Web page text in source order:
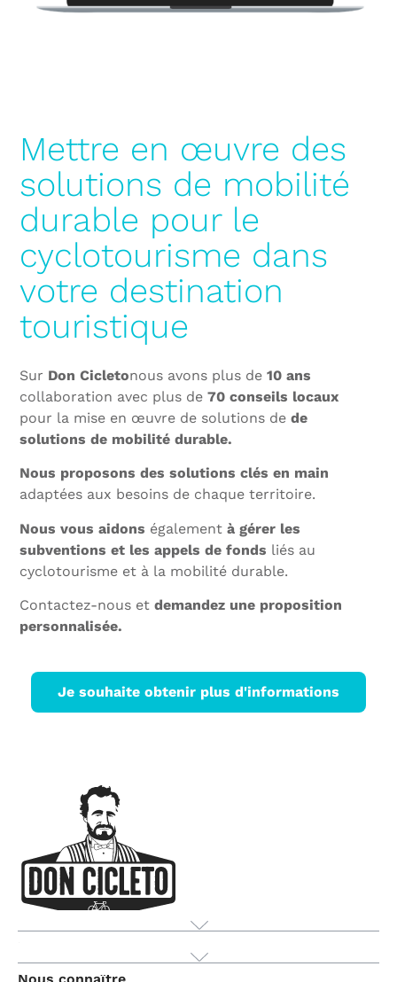
Mettre en œuvre des
solutions de mobilité
durable pour le
cyclotourisme dans
votre destination
touristique
Sur Don Cicletonous avons plus de10 ans
collaboration avec plus de 70 conseils locaux
pour la mise en œuvre de solutions dede
solutions de mobilité durable.
Nous proposons des solutions clés en main
adaptées aux besoins de chaque territoire.
Nous vous aidons égalementà gérer les
subventions et les appels de fonds liés au
cyclotourisme et à la mobilité durable.
Contactez-nous etdemandez une proposition
personnalisée.
Je souhaite obtenir plus d'informations
Nous connaître